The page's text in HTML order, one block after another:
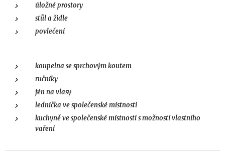
úložné prostory
stůl a židle
povlečení
koupelna se sprchovým koutem
ručníky
fén na vlasy
lednička ve společenské místnosti
kuchyně ve společenské místnosti s možností vlastního
vaření